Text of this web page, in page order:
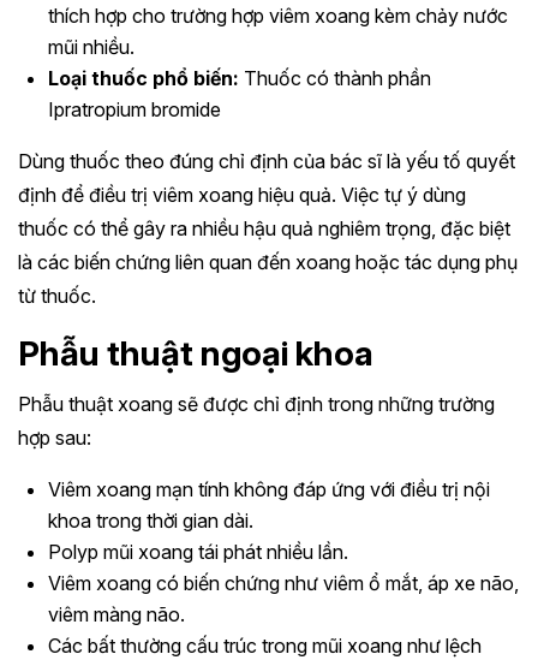
thích hợp cho trường hợp viêm xoang kèm chảy nước
mũi nhiều.
Loại thuốc phổ biến: Thuốc có thành phần
Ipratropium bromide
Dùng thuốc theo đúng chỉ định của bác sĩ là yếu tố quyết
định để điều trị viêm xoang hiệu quả. Việc tự ý dùng
thuốc có thể gây ra nhiều hậu quả nghiêm trọng, đặc biệt
là các biến chứng liên quan đến xoang hoặc tác dụng phụ
từ thuốc.
Phẫu thuật ngoại khoa
Phẫu thuật xoang sẽ được chỉ định trong những trường
hợp sau:
Viêm xoang mạn tính không đáp ứng với điều trị nội
khoa trong thời gian dài.
Polyp mũi xoang tái phát nhiều lần.
Viêm xoang có biến chứng như viêm ổ mắt, áp xe não,
viêm màng não.
Các bất thường cấu trúc trong mũi xoang như lệch